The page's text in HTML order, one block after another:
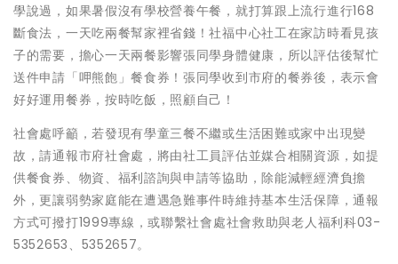
學說過，如果暑假沒有學校營養午餐，就打算跟上流行進行168
斷食法，一天吃兩餐幫家裡省錢！社福中心社工在家訪時看見孩
子的需要，擔心一天兩餐影響張同學身體健康，所以評估後幫忙
送件申請「呷熊飽」餐食券！張同學收到市府的餐券後，表示會
好好運用餐券，按時吃飯，照顧自己！
社會處呼籲，若發現有學童三餐不繼或生活困難或家中出現變
故，請通報市府社會處，將由社工員評估並媒合相關資源，如提
供餐食券、物資、福利諮詢與申請等協助，除能減輕經濟負擔
外，更讓弱勢家庭能在遭遇急難事件時維持基本生活保障，通報
方式可撥打1999專線，或聯繫社會處社會救助與老人福利科03-
5352653、5352657。